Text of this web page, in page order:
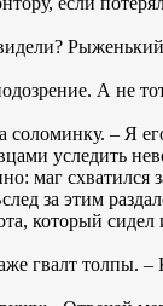
А не
соломинку. – Я
уследить
маг схватился
за этим
который
гвалт толпы.